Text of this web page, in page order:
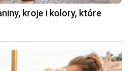
kroje i kolory, które